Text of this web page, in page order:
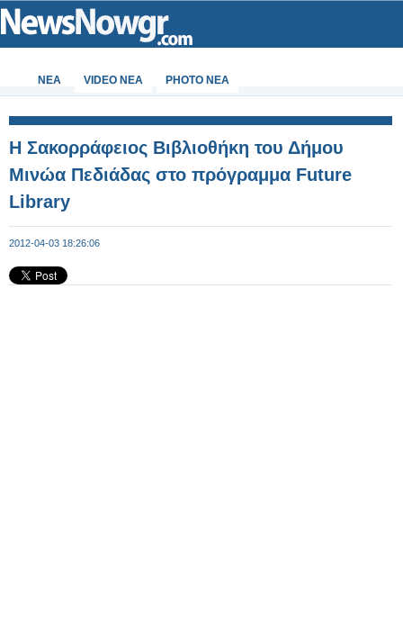
ΝΕΑ VIDEO NEA PHOTO NEA
Η Σακορράφειος Βιβλιοθήκη του Δήμου
Μινώα Πεδιάδας στο πρόγραμμα Future
Library
2012-04-03 18:26:06